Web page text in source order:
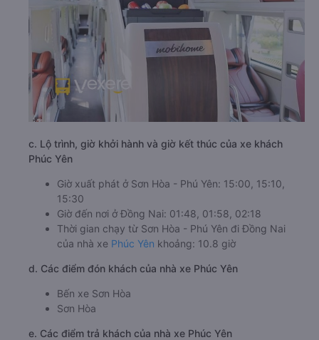
c. Lộ trình, giờ khởi hành và giờ kết thúc của xe khách
Phúc Yên
Giờ xuất phát ở Sơn Hòa - Phú Yên: 15:00, 15:10,
15:30
Giờ đến nơi ở Đồng Nai: 01:48, 01:58, 02:18
Thời gian chạy từ Sơn Hòa - Phú Yên đi Đồng Nai
của nhà xe Phúc Yên khoảng: 10.8 giờ
d. Các điểm đón khách của nhà xe Phúc Yên
Bến xe Sơn Hòa
Sơn Hòa
e. Các điểm trả khách của nhà xe Phúc Yên